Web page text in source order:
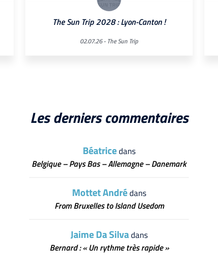
The Sun Trip 2028 : Lyon-Canton !
02.07.26 - The Sun Trip
Les derniers commentaires
Béatricedans
Belgique – Pays Bas – Allemagne – Danemark
Mottet Andrédans
From Bruxelles to Island Usedom
Jaime Da Silvadans
Bernard : « Un rythme très rapide »